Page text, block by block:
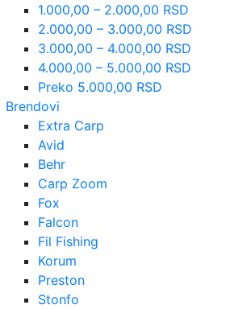
1.000,00 – 2.000,00 RSD
2.000,00 – 3.000,00 RSD
3.000,00 – 4.000,00 RSD
4.000,00 – 5.000,00 RSD
Preko 5.000,00 RSD
Brendovi
Extra Carp
Avid
Behr
Carp Zoom
Fox
Falcon
Fil Fishing
Korum
Preston
Stonfo